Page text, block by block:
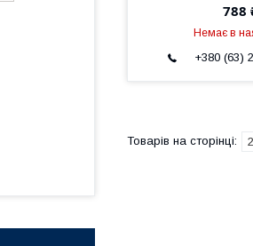
788
Немає в
+380 (63)